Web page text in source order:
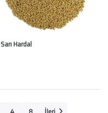
Sarı Hardal